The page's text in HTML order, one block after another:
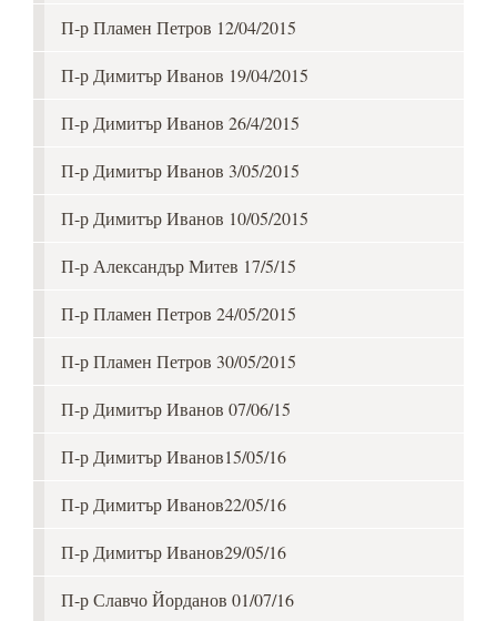
П-р Пламен Петров 12/04/2015
П-р Димитър Иванов 19/04/2015
П-р Димитър Иванов 26/4/2015
П-р Димитър Иванов 3/05/2015
П-р Димитър Иванов 10/05/2015
П-р Александър Митев 17/5/15
П-р Пламен Петров 24/05/2015
П-р Пламен Петров 30/05/2015
П-р Димитър Иванов 07/06/15
П-р Димитър Иванов15/05/16
П-р Димитър Иванов22/05/16
П-р Димитър Иванов29/05/16
П-р Славчо Йорданов 01/07/16